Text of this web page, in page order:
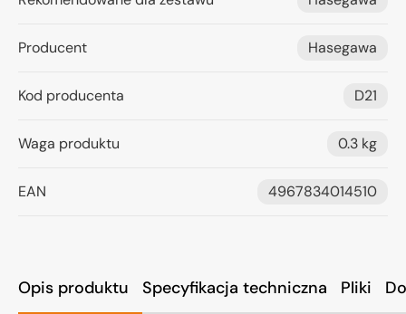
Opis produktu Specyfikacja techniczna Pliki
Producent Hasegawa
Kod producenta D21
Waga produktu 0.3 kg
EAN 4967834014510